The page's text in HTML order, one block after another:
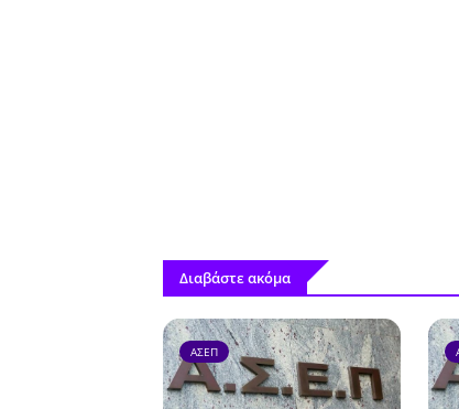
Διαβάστε ακόμα
ΑΣΕΠ